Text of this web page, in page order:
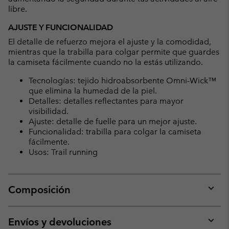
libre.
AJUSTE Y FUNCIONALIDAD
El detalle de refuerzo mejora el ajuste y la comodidad,
mientras que la trabilla para colgar permite que guardes
la camiseta fácilmente cuando no la estás utilizando.
Tecnologías: tejido hidroabsorbente Omni-Wick™
que elimina la humedad de la piel.
Detalles: detalles reflectantes para mayor
visibilidad.
Ajuste: detalle de fuelle para un mejor ajuste.
Funcionalidad: trabilla para colgar la camiseta
fácilmente.
Usos: Trail running
Composición
or
Envíos y devoluciones